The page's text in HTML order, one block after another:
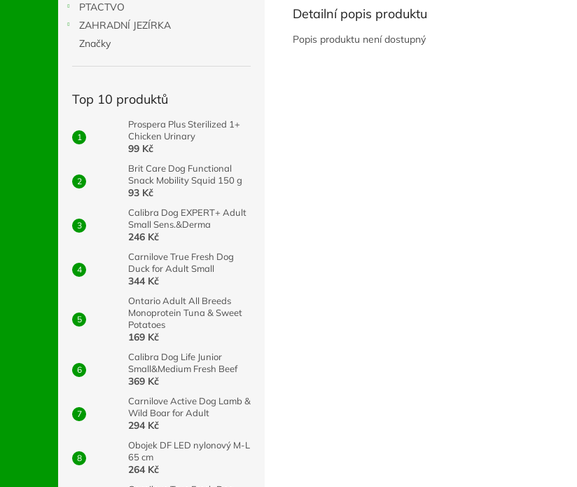
PTACTVO
ZAHRADNÍ JEZÍRKA
Značky
Top 10 produktů
Prospera Plus Sterilized 1+
Chicken Urinary
99 Kč
Brit Care Dog Functional
Snack Mobility Squid 150 g
93 Kč
Calibra Dog EXPERT+ Adult
Small Sens.&Derma
246 Kč
Carnilove True Fresh Dog
Duck for Adult Small
344 Kč
Ontario Adult All Breeds
Monoprotein Tuna & Sweet
Potatoes
169 Kč
Calibra Dog Life Junior
Small&Medium Fresh Beef
369 Kč
Carnilove Active Dog Lamb &
Wild Boar for Adult
294 Kč
Obojek DF LED nylonový M-L
65 cm
264 Kč
Detailní popis produktu
Popis produktu není dostupný